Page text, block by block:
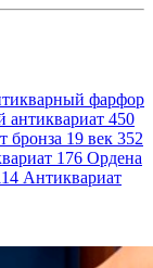
фарфор
антиквариат 450
бронза 19 век 352
176 Ордена
Антиквариат